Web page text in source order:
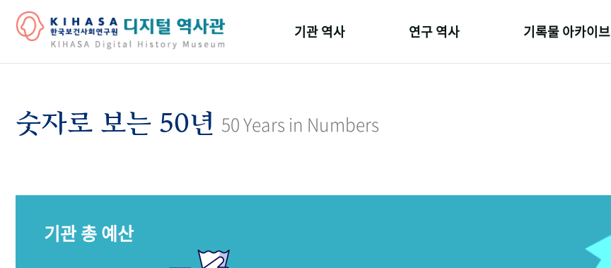
기관 역사 연구 역사 기록물 아카이브
숫자로 보는 50년 50 Years in Numbers
기관 총 예산